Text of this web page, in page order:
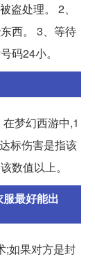
盗处理。 2、
西。 3、等待
码24小。
梦幻西游中,1
标伤害是指该
数值以上。
最好能出
;如果对方是封